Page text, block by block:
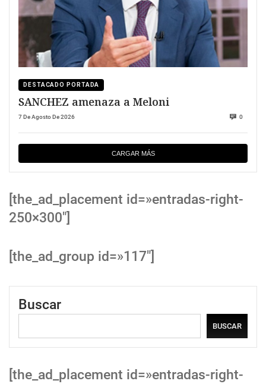
DESTACADO PORTADA
SANCHEZ amenaza a Meloni
7 De Agosto De 2026 0
CARGAR MÁS
[the_ad_placement id=»entradas-right-
250×300″]
[the_ad_group id=»117″]
Buscar
BUSCAR
[the_ad_placement id=»entradas-right-